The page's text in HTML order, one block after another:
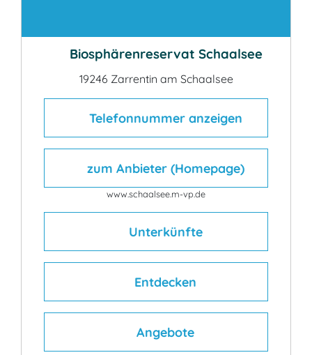
Biosphärenreservat Schaalsee
19246 Zarrentin am Schaalsee
Telefonnummer anzeigen
zum Anbieter (Homepage)
www.schaalsee.m-vp.de
Unterkünfte
Entdecken
Angebote